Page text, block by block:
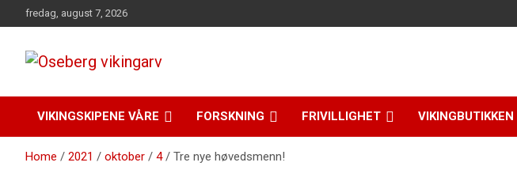
to
fredag, august 7, 2026
Oseberg vikingarv
VIKINGSKIPENE VÅRE FORSKNING FRIVILLIGHET VIKINGBUTIKKEN
Home 2021 oktober 4 Tre nye høvedsmenn!